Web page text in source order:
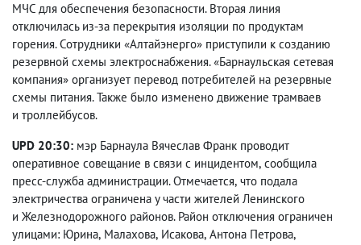
МЧС для обеспечения безопасности. Вторая линия
отключилась из-за перекрытия изоляции по продуктам
горения. Сотрудники «Алтайэнерго» приступили к созданию
резервной схемы электроснабжения.«Барнаульская сетевая
компания» организует перевод потребителей на резервные
схемы питания. Также было изменено движение трамваев
и троллейбусов.
UPD 20:30: мэр Барнаула Вячеслав Франк проводит
оперативное совещание в связи с инцидентом, сообщила
пресс-служба администрации. Отмечается, что подала
электричества ограничена у части жителей Ленинского
и Железнодорожного районов. Район отключения ограничен
улицами: Юрина, Малахова, Исакова, Антона Петрова,